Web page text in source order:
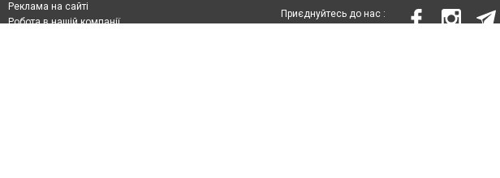
Реклама на сайті
Робота в нашій компанії
Приєднуйтесь до нас :